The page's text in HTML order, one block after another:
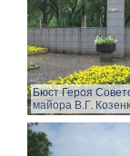
Бюст Героя
майора В.Г.